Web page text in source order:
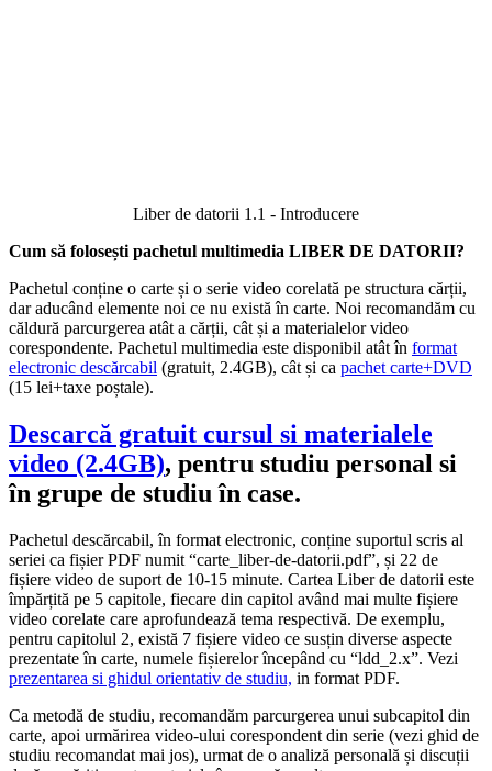
Liber de datorii 1.1 - Introducere
Cum să folosești pachetul multimedia LIBER DE DATORII?
Pachetul conține o carte și o serie video corelată pe structura cărții,
dar aducând elemente noi ce nu există în carte. Noi recomandăm cu
căldură parcurgerea atât a cărții, cât și a materialelor video
corespondente. Pachetul multimedia este disponibil atât în format
electronic descărcabil (gratuit, 2.4GB), cât și ca pachet carte+DVD
(15 lei+taxe poștale).
Descarcă gratuit cursul si materialele
video (2.4GB), pentru studiu personal si
în grupe de studiu în case.
Pachetul descărcabil, în format electronic, conține suportul scris al
seriei ca fișier PDF numit “carte_liber-de-datorii.pdf”, și 22 de
fișiere video de suport de 10-15 minute. Cartea Liber de datorii este
împărțită pe 5 capitole, fiecare din capitol având mai multe fișiere
video corelate care aprofundează tema respectivă. De exemplu,
pentru capitolul 2, există 7 fișiere video ce susțin diverse aspecte
prezentate în carte, numele fișierelor începând cu “ldd_2.x”. Vezi
prezentarea si ghidul orientativ de studiu, in format PDF.
Ca metodă de studiu, recomandăm parcurgerea unui subcapitol din
carte, apoi urmărirea video-ului corespondent din serie (vezi ghid de
studiu recomandat mai jos), urmat de o analiză personală și discuții